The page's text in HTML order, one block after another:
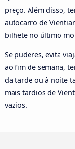
preço. Além disso,
autocarro de
bilhete no último
Se puderes, evita
ao fim de semana,
da tarde ou à noite
mais tardios de
vazios.